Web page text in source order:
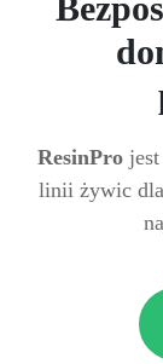
ResinPro
linii żywic